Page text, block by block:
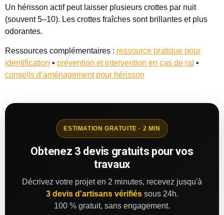
Un hérisson actif peut laisser plusieurs crottes par nuit
(souvent 5–10). Les crottes fraîches sont brillantes et plus
odorantes.
Ressources complémentaires : ressource pratique pour
identification • prévention et intervention en cas de rat•
conseils d’aménagement pour hérisson
ESTIMATION GRATUITE · 2 MIN
Obtenez 3 devis gratuits pour vos
travaux
Décrivez votre projet en 2 minutes, recevez jusqu'à
3 devis d'artisans vérifiéssous 24h.
100 % gratuit, sans engagement.